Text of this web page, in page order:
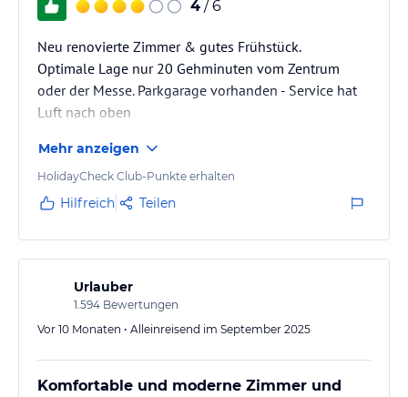
4 / 6
Neu renovierte Zimmer & gutes Frühstück.
Optimale Lage nur 20 Gehminuten vom Zentrum
oder der Messe. Parkgarage vorhanden - Service hat
Luft nach oben
Mehr anzeigen
HolidayCheck Club-Punkte erhalten
Hilfreich Teilen
Urlauber
1.594 Bewertungen
Vor 10 Monaten • Alleinreisend im September 2025
Komfortable und moderne Zimmer und